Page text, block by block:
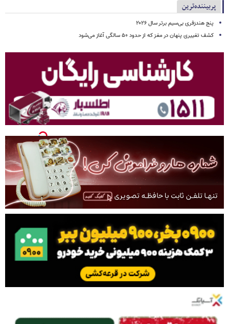
پربیننده‌ترین
پنج هندزفری بی‌سیم برتر سال ۲۰۲۶
کشف تغییری پنهان در مغز که از حدود ۵۰ سالگی آغاز می‌شود